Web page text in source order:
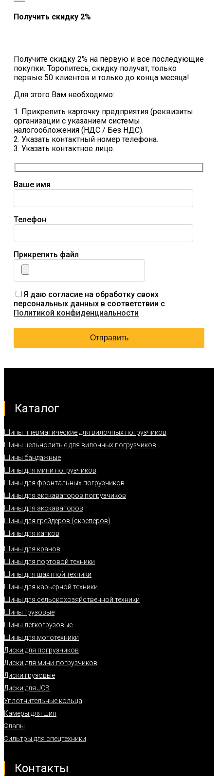
Получить скидку 2%
Получите скидку 2% на первую и все последующие
покупки. Торопитесь, скидку получат, только
первые 50 клиентов и только до конца месяца!
Для этого Вам необходимо:
1. Прикрепить карточку предприятия (реквизиты
организации с указанием системы
налогообложения (НДС / Без НДС).
2. Указать контактный номер телефона.
3. Указать контактное лицо.
Ваше имя
Телефон
Прикрепить файл
Я даю согласие на обработку своих
персональных данных в соответствии с
Политикой конфиденциальности
Каталог
Шины пневматические для вилочных погрузчиков
Шины цельнолитые для вилочных погрузчиков
Шины бандажные
Шины для мини погрузчиков
Шины для фронтальных погрузчиков
Шины для экскаваторов погрузчиков
Шины для экскаваторов
Шины для грейдеров (скреперов)
Шины для катков
Шины для кранов
Шины для портовой техники
Шины для шахтной техники
Шины для карьерной техники
Шины для сельскохозяйственной техники
Шины грузовые
Шины легкогрузовые
Шины для мототехники
Диски для погрузчиков
Диски для мини-погрузчиков
Диски грузовые
Диски для JCB
Уплотнительные кольца
Камеры для шин
Флапы
Фильтры для спецтехники
Контакты